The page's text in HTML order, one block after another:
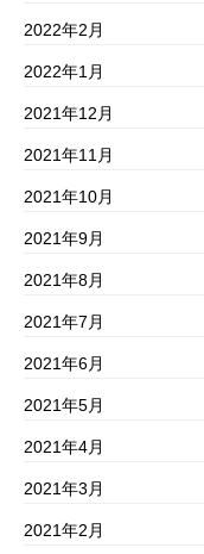
2022年2月
2022年1月
2021年12月
2021年11月
2021年10月
2021年9月
2021年8月
2021年7月
2021年6月
2021年5月
2021年4月
2021年3月
2021年2月